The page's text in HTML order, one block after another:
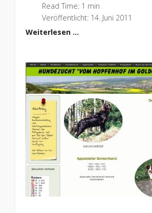
Read Time: 1 min
Veröffentlicht: 14. Juni 2011
Weiterlesen …